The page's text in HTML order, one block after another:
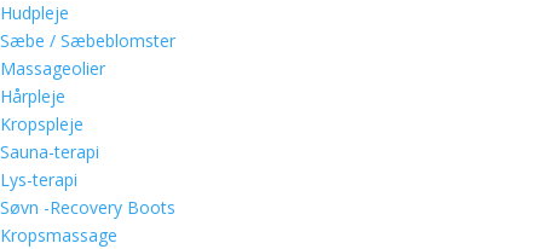
Hudpleje
Sæbe / Sæbeblomster
Massageolier
Hårpleje
Kropspleje
Sauna-terapi
Lys-terapi
Søvn -Recovery Boots
Kropsmassage